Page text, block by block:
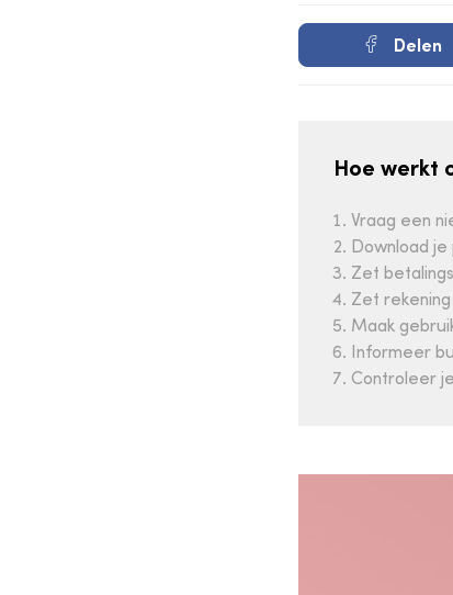
Delen
Hoe werkt
Vraag een
Download
Zet
Zet
Maak
Informeer
Controleer